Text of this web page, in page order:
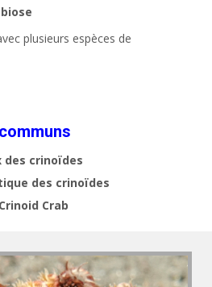
plusieurs espèces de
des crinoïdes
des crinoïdes
Crab